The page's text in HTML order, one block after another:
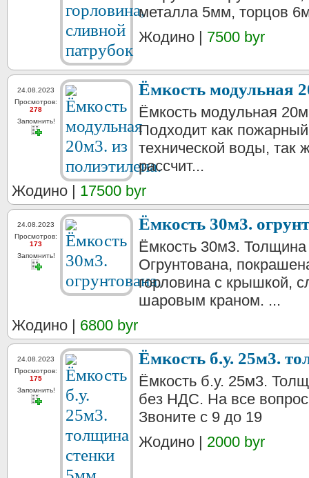
металла 5мм, торцов
Жодино | 7500 byr
24.08.2023
Просмотров:
278
Запомнить!
Ёмкость модульная
Ёмкость модульная
Подходит как
технической воды, так
рассчит...
Жодино | 17500 byr
24.08.2023
Просмотров:
173
Запомнить!
Ёмкость 30м3.
Ёмкость 30м3.
Огрунтована,
горловина с крышкой,
шаровым краном. ...
Жодино | 6800 byr
24.08.2023
Просмотров:
175
Запомнить!
Ёмкость б.у. 25м3.
Ёмкость б.у. 25м3.
без НДС. На все
Звоните с 9 до 19
Жодино | 2000 byr